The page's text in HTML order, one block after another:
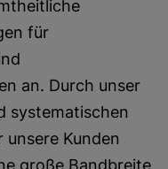
für
an. Durch unser
systematischen
Kunden
große Bandbreite